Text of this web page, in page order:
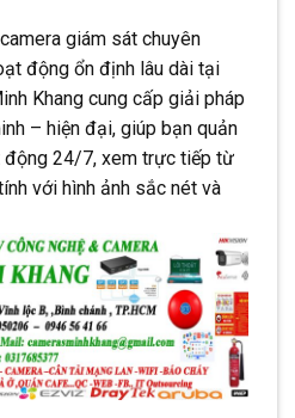
nghiệm, Camera
vị hàng đầu trong [...]
READING →
giám sát chuyên
động ổn định lâu dài tại
Khang cung cấp giải pháp
– hiện đại, giúp bạn quản
động 24/7, xem trực tiếp từ
với hình ảnh sắc nét và